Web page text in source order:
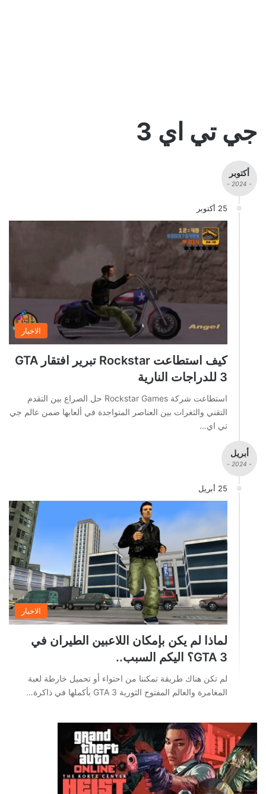
جي تي اي 3
أكتوبر
- 2024 -
25 أكتوبر
الاخبار
كيف استطاعت Rockstar تبرير افتقار GTA
3 للدراجات النارية
استطاعت شركة Rockstar Games حل الصراع بين التقدم
التقني والثغرات بين العناصر المتواجدة في ألعابها ضمن عالم جي
تي اي…
أبريل
- 2024 -
25 أبريل
الاخبار
لماذا لم يكن بإمكان اللاعبين الطيران في
GTA 3؟ اليكم السبب..
لم تكن هناك طريقة تمكننا من احتواء أو تحميل خارطة لعبة
المغامرة والعالم المفتوح الثورية GTA 3 بأكملها في ذاكرة…